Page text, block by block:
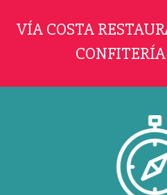
VÍA COSTA